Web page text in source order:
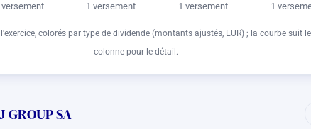
versement 1 versement 1 versement 1
colorés par type de dividende (montants ajustés, EUR) ; la courbe suit
colonne pour le détail.
SA